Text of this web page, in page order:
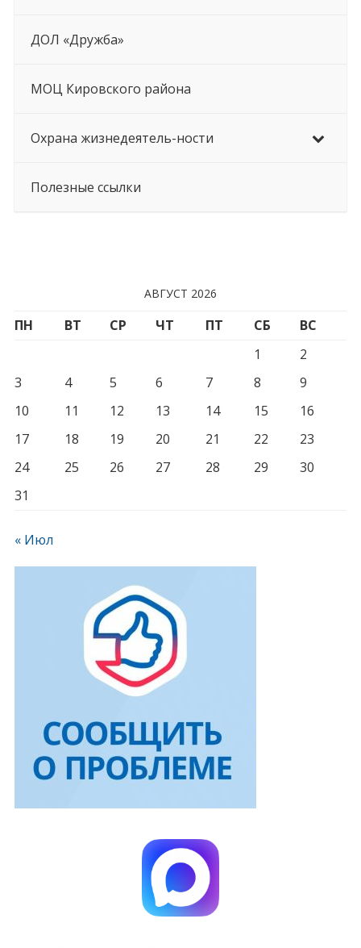
ДОЛ «Дружба»
МОЦ Кировского района
Охрана жизнедеятель-ности
Полезные ссылки
АВГУСТ 2026
ПН ВТ СР ЧТ ПТ СБ
ВС
1
2
3
4 5 6 7 8
9
10
11 12 13 14 15
16
17
18 19 20 21 22
23
24
25 26 27 28 29
30
31
« Июл